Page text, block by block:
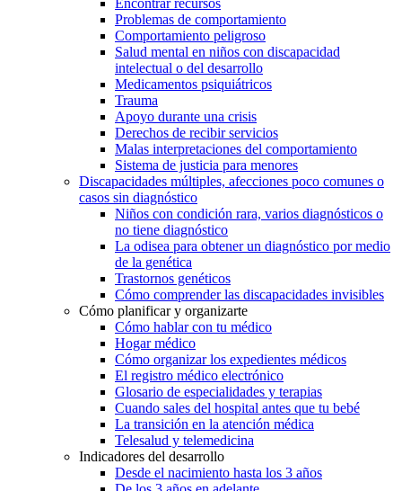
Problemas de comportamiento
Comportamiento peligroso
Salud mental en niños con discapacidad
intelectual o del desarrollo
Medicamentos psiquiátricos
Trauma
Apoyo durante una crisis
Derechos de recibir servicios
Malas interpretaciones del comportamiento
Sistema de justicia para menores
Discapacidades múltiples, afecciones poco comunes o
casos sin diagnóstico
Niños con condición rara, varios diagnósticos o
no tiene diagnóstico
La odisea para obtener un diagnóstico por medio
de la genética
Trastornos genéticos
Cómo comprender las discapacidades invisibles
Cómo planificar y organizarte
Cómo hablar con tu médico
Hogar médico
Cómo organizar los expedientes médicos
El registro médico electrónico
Glosario de especialidades y terapias
Cuando sales del hospital antes que tu bebé
La transición en la atención médica
Telesalud y telemedicina
Indicadores del desarrollo
Desde el nacimiento hasta los 3 años